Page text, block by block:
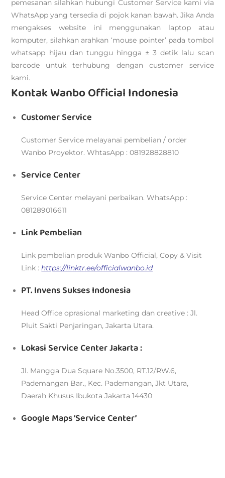
pemesanan silahkan hubungi Customer Service kami via
WhatsApp yang tersedia di pojok kanan bawah. Jika Anda
mengakses website ini menggunakan laptop atau
komputer, silahkan arahkan ‘mouse pointer’ pada tombol
whatsapp hijau dan tunggu hingga ± 3 detik lalu scan
barcode untuk terhubung dengan customer service
kami.
Kontak Wanbo Official Indonesia
Customer Service
Customer Service melayanai pembelian / order
Wanbo Proyektor. WhtasApp : 081928828810
Service Center
Service Center melayani perbaikan. WhatsApp :
081289016611
Link Pembelian
Link pembelian produk Wanbo Official, Copy & Visit
Link :https://linktr.ee/officialwanbo.id
PT. Invens Sukses Indonesia
Head Office oprasional marketing dan creative : Jl.
Pluit Sakti Penjaringan, Jakarta Utara.
Lokasi Service Center Jakarta :
Jl. Mangga Dua Square No.3500, RT.12/RW.6,
Pademangan Bar., Kec. Pademangan, Jkt Utara,
Daerah Khusus Ibukota Jakarta 14430
Google Maps ‘Service Center’